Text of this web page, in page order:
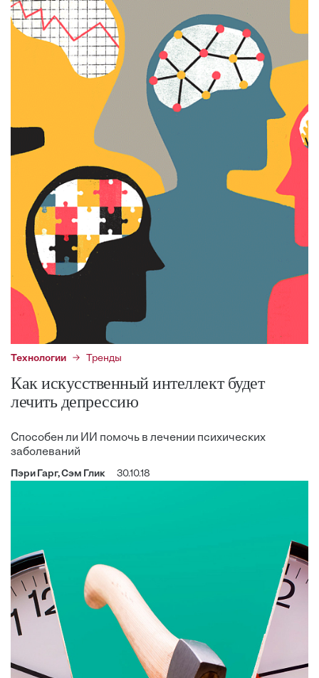
Технологии Тренды
Как искусственный интеллект будет
лечить депрессию
Способен ли ИИ помочь в лечении психических
заболеваний
Пэри Гарг, Сэм Глик 30.10.18